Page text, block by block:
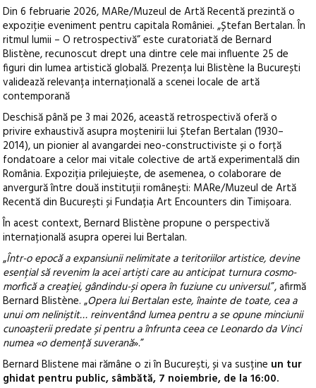
Din 6 februarie 2026, MARe/Muzeul de Artă Recentă prezintă o
expoziție eveniment pentru capitala României. „Ștefan Bertalan. În
ritmul lumii – O retrospectivă” este curatoriată de Bernard
Blistène, recunoscut drept una dintre cele mai influente 25 de
figuri din lumea artistică globală. Prezența lui Blistène la București
validează relevanța internațională a scenei locale de artă
contemporană
Deschisă până pe 3 mai 2026, această retrospectivă oferă o
privire exhaustivă asupra moștenirii lui Ștefan Bertalan (1930–
2014), un pionier al avangardei neo-constructiviste și o forță
fondatoare a celor mai vitale colective de artă experimentală din
România. Expoziția prilejuiește, de asemenea, o colaborare de
anvergură între două instituții românești: MARe/Muzeul de Artă
Recentă din București și Fundația Art Encounters din Timișoara.
În acest context, Bernard Blistène propune o perspectivă
internațională asupra operei lui Bertalan.
„Într-o epocă a expansiunii nelimitate a teritoriilor artistice, devine
esențial să revenim la acei artiști care au anticipat turnura cosmo-
morfică a creației, gândindu-și opera în fuziune cu universul.”, afirmă
Bernard Blistène. „Opera lui Bertalan este, înainte de toate, cea a
unui om neliniștit… reinventând lumea pentru a se opune minciunii
cunoașterii predate și pentru a înfrunta ceea ce Leonardo da Vinci
numea «o demență suverană».”
Bernard Blistene mai rămâne o zi în București, și va susține un tur
ghidat pentru public, sâmbătă, 7 noiembrie, de la 16:00.